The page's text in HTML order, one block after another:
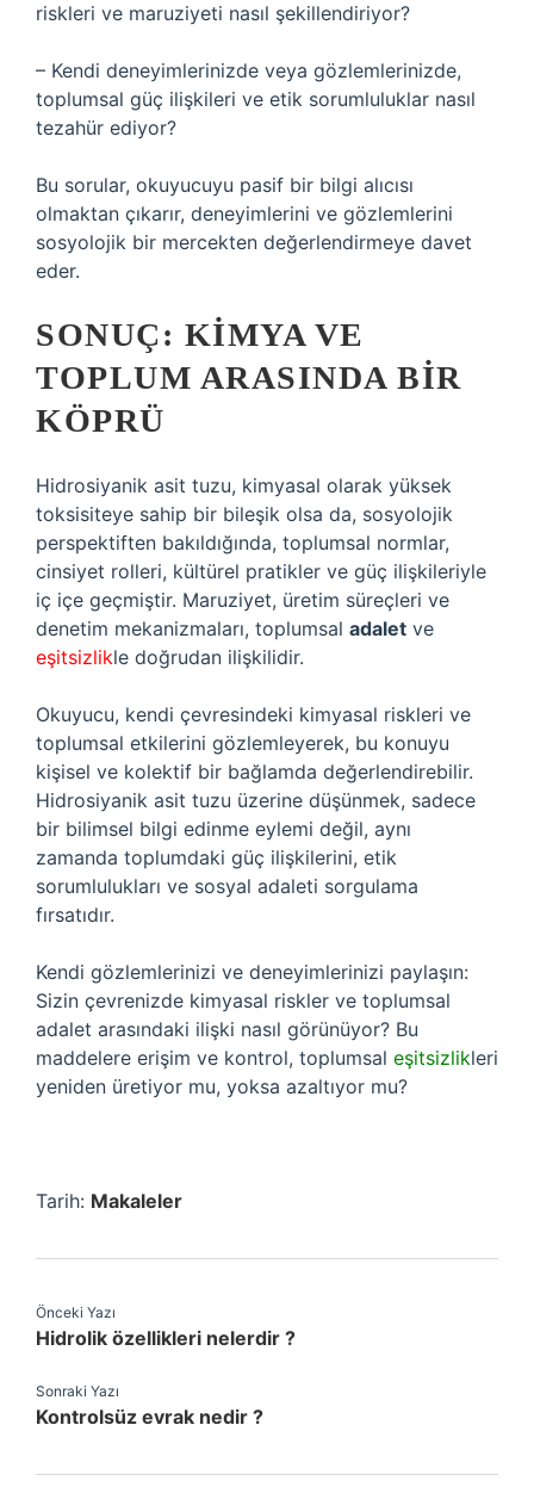
riskleri ve maruziyeti nasıl şekillendiriyor?
– Kendi deneyimlerinizde veya gözlemlerinizde,
toplumsal güç ilişkileri ve etik sorumluluklar nasıl
tezahür ediyor?
Bu sorular, okuyucuyu pasif bir bilgi alıcısı
olmaktan çıkarır, deneyimlerini ve gözlemlerini
sosyolojik bir mercekten değerlendirmeye davet
eder.
SONUÇ: KIMYA VE
TOPLUM ARASINDA BIR
KÖPRÜ
Hidrosiyanik asit tuzu, kimyasal olarak yüksek
toksisiteye sahip bir bileşik olsa da, sosyolojik
perspektiften bakıldığında, toplumsal normlar,
cinsiyet rolleri, kültürel pratikler ve güç ilişkileriyle
iç içe geçmiştir. Maruziyet, üretim süreçleri ve
denetim mekanizmaları, toplumsal adalet ve
eşitsizlikle doğrudan ilişkilidir.
Okuyucu, kendi çevresindeki kimyasal riskleri ve
toplumsal etkilerini gözlemleyerek, bu konuyu
kişisel ve kolektif bir bağlamda değerlendirebilir.
Hidrosiyanik asit tuzu üzerine düşünmek, sadece
bir bilimsel bilgi edinme eylemi değil, aynı
zamanda toplumdaki güç ilişkilerini, etik
sorumlulukları ve sosyal adaleti sorgulama
fırsatıdır.
Kendi gözlemlerinizi ve deneyimlerinizi paylaşın:
Sizin çevrenizde kimyasal riskler ve toplumsal
adalet arasındaki ilişki nasıl görünüyor? Bu
maddelere erişim ve kontrol, toplumsal eşitsizlikleri
yeniden üretiyor mu, yoksa azaltıyor mu?
Tarih: Makaleler
Önceki Yazı
Hidrolik özellikleri nelerdir ?
Sonraki Yazı
Kontrolsüz evrak nedir ?